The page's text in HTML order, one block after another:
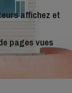
affichez et
pages vues